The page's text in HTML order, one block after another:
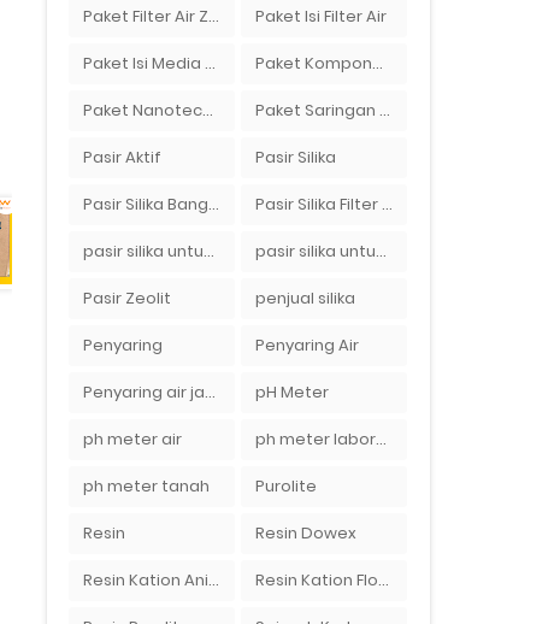
Paket Filter Air Zat Besi Tinggi Paket Isi Filter Air
Paket Isi Media Filter Air Paket Komponen Bahan Filter Air
Paket Nanotech Filter Air Paket Saringan Filter Air
Pasir Aktif Pasir Silika
Pasir Silika Bangka Pasir Silika Filter Air
pasir silika untuk boiler pasir silika untuk filter air
Pasir Zeolit penjual silika
Penyaring Penyaring Air
Penyaring air jakarta pH Meter
ph meter air ph meter laboratorium
ph meter tanah Purolite
Resin Resin Dowex
Resin Kation Anion Resin Kation Flotrol